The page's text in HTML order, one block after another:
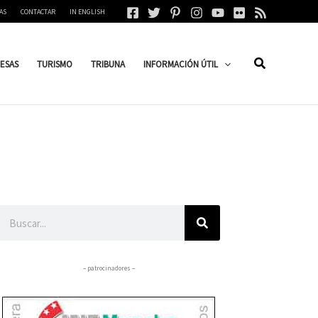
CONTACTAR IN ENGLISH
TURISMO TRIBUNA INFORMACIÓN ÚTIL
– patrocinadores –